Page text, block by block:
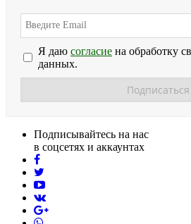
Я даю согласие на обработку
данных.
Подписывайтесь на нас
в соцсетях и аккаунтах
facebook
youtube
vk